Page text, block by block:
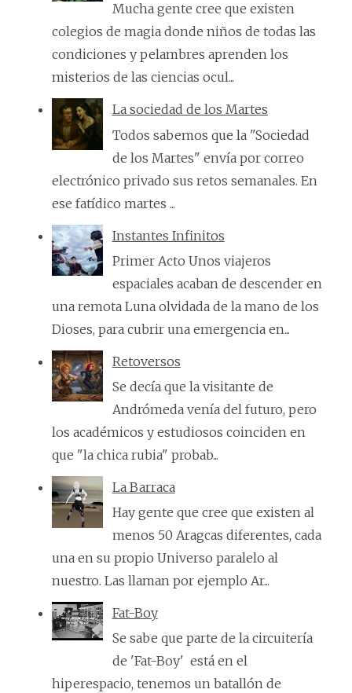
Mucha gente cree que existen
colegios de magia donde niños de todas las
condiciones y pelambres aprenden los
misterios de las ciencias ocul...
La sociedad de los Martes
Todos sabemos que la "Sociedad
de los Martes" envía por correo
electrónico privado sus retos semanales. En
ese fatídico martes ...
Instantes Infinitos
Primer Acto Unos viajeros
espaciales acaban de descender en
una remota Luna olvidada de la mano de los
Dioses, para cubrir una emergencia en...
Retoversos
Se decía que la visitante de
Andrómeda venía del futuro, pero
los académicos y estudiosos coinciden en
que "la chica rubia" probab...
La Barraca
Hay gente que cree que existen al
menos 50 Aragcas diferentes, cada
una en su propio Universo paralelo al
nuestro. Las llaman por ejemplo Ar...
Fat-Boy
Se sabe que parte de la circuitería
de 'Fat-Boy' está en el
hiperespacio, tenemos un batallón de